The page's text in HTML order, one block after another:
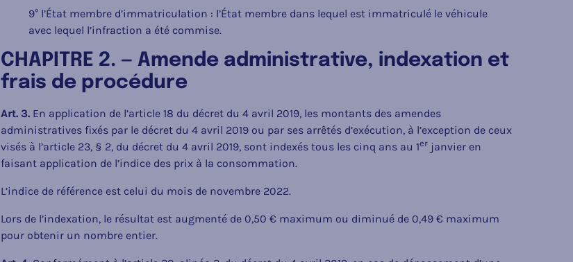
9° l’État membre d’immatriculation : l’État membre dans lequel est immatriculé le véhicule
avec lequel l’infraction a été commise.
CHAPITRE 2. — Amende administrative, indexation et
frais de procédure
Art. 3. En application de l’article 18 du décret du 4 avril 2019, les montants des amendes
administratives fixés par le décret du 4 avril 2019 ou par ses arrêtés d’exécution, à l’exception de ceux
visés à l’article 23, § 2, du décret du 4 avril 2019, sont indexés tous les cinq ans au 1er janvier en
faisant application de l’indice des prix à la consommation.
L’indice de référence est celui du mois de novembre 2022.
Lors de l’indexation, le résultat est augmenté de 0,50 € maximum ou diminué de 0,49 € maximum
pour obtenir un nombre entier.